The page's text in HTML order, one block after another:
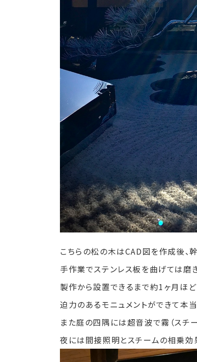
こちらの松の木はCAD図を作成後、
手作業でステンレス板を曲げては磨
製作から設置できるまで約1ヶ月ほ
迫力のあるモニュメントができて本当
また庭の四隅には超音波で霧（スチ
夜には間接照明とスチームの相乗効